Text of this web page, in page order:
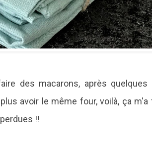
des macarons, après quelques
avoir le même four, voilà, ça m'a
!!